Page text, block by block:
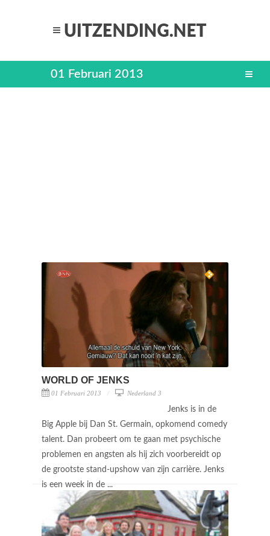
01 Februari 2013
WORLD OF JENKS
01 Februari 2013 Nederland 3
Jenks is in de
Big Apple bij Dan St. Germain, opkomend comedy
talent. Dan probeert om te gaan met psychische
problemen en angsten als hij zich voorbereidt op
de grootste stand-upshow van zijn carrière. Jenks
is een week in de ...